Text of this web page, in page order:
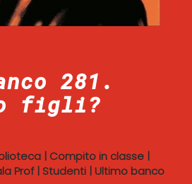
281.
figli?
| Compito in classe |
Prof| Studenti | Ultimo banco